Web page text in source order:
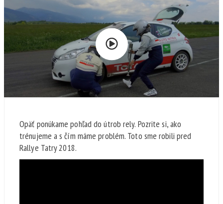
Opäť ponúkame pohľad do útrob rely. Pozrite si, ako
trénujeme a s čím máme problém. Toto sme robili pred
Rallye Tatry 2018.